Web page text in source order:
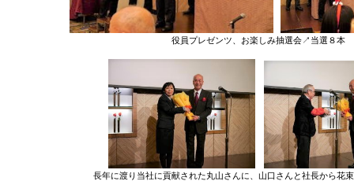
役員プレゼンツ、お楽しみ抽選会↗当選８本
長年に渡り当社に貢献された丸山さんに、山口さんと社長から花